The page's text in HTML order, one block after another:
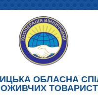
ОБЛАСНА